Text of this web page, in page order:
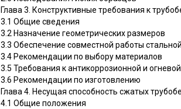
Глава 3. Конструктивные требования к
3.1 Общие сведения
3.2 Назначение геометрических размеров
3.3 Обеспечение совместной работы
3.4 Рекомендации по выбору материалов
3.5 Требования к антикоррозионной и
3.6 Рекомендации по изготовлению
Глава 4. Несущая способность сжатых
4.1 Общие положения